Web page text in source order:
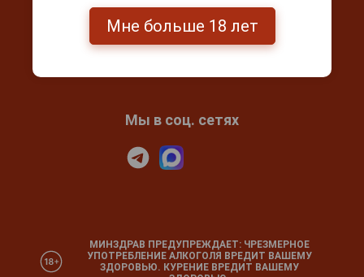
Подарочный сертификат
Мы в соц. сетях
МИНЗДРАВ ПРЕДУПРЕЖДАЕТ: ЧРЕЗМЕРНОЕ
УПОТРЕБЛЕНИЕ АЛКОГОЛЯ ВРЕДИТ ВАШЕМУ
ЗДОРОВЬЮ. КУРЕНИЕ ВРЕДИТ ВАШЕМУ
Мне больше 18 лет